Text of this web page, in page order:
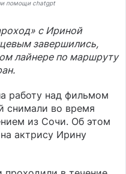
помощи chatgpt
с Ириной
завершились,
лайнере по маршруту
работу над фильмом
снимали во время
из Сочи. Об этом
актрису Ирину